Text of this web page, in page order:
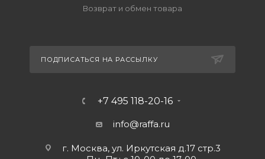
Возврат и обмен товара
ПОДПИСАТЬСЯ НА РАССЫЛКУ
+7 495 118-20-16
info@raffa.ru
г. Москва, ул. Иркутская д.17 стр.3